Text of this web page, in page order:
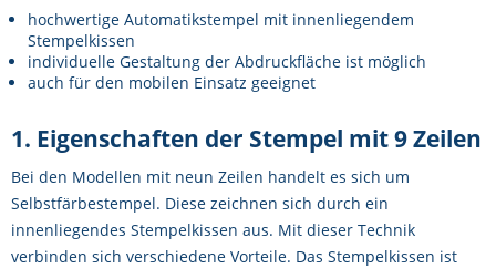
hochwertige Automatikstempel mit innenliegendem
Stempelkissen
individuelle Gestaltung der Abdruckfläche ist möglich
auch für den mobilen Einsatz geeignet
1. Eigenschaften der Stempel mit 9 Zeilen
Bei den Modellen mit neun Zeilen handelt es sich um
Selbstfärbestempel. Diese zeichnen sich durch ein
innenliegendes Stempelkissen aus. Mit dieser Technik
verbinden sich verschiedene Vorteile. Das Stempelkissen ist